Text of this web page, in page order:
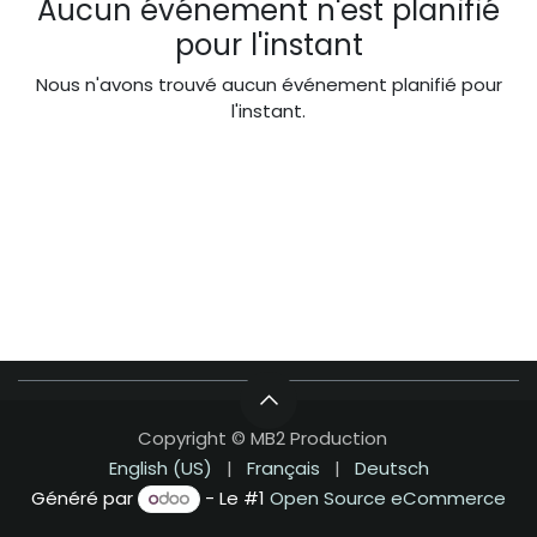
Aucun événement n'est planifié
pour l'instant
Nous n'avons trouvé aucun événement planifié pour
l'instant.
Copyright © MB2 Production
English (US)
| Français |
Deutsch
Généré par
- Le #1 Open Source eCommerce